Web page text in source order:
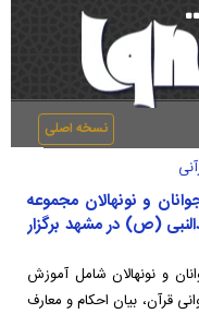
نسخه اصلی
و نونهالان مجموعه
(ص) در مشهد برگزار
و نونهالان شامل آموزش
قرآن، بیان احکام و معارف